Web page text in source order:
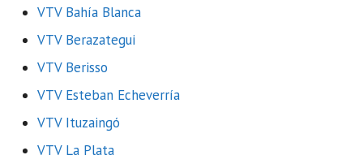
VTV Bahía Blanca
VTV Berazategui
VTV Berisso
VTV Esteban Echeverría
VTV Ituzaingó
VTV La Plata